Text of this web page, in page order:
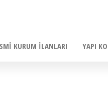
KURUM İLANLARI YAPI